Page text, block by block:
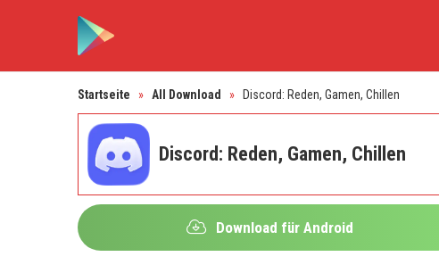
Startseite » All Download » Discord: Reden, Gamen, Chillen
Discord: Reden, Gamen, Chillen
Download für Android